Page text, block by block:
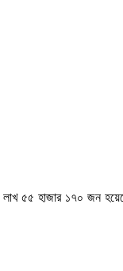
লাখ ৫৫ হাজার ১৭০ জন